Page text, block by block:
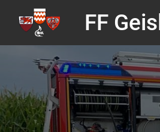
FF